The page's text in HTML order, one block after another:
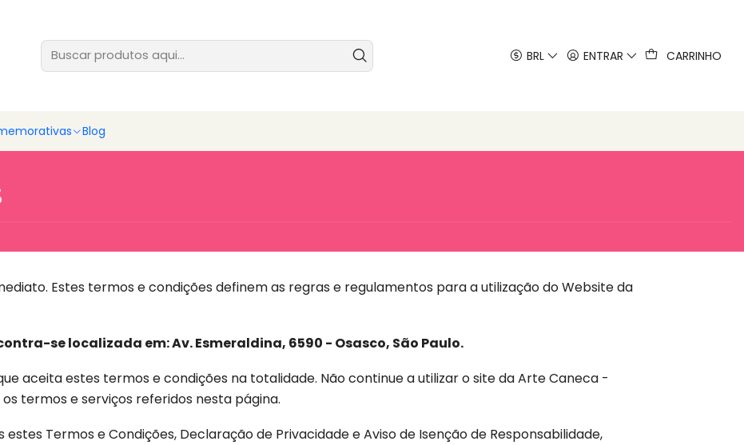
BRL ENTRAR CARRINHO
Blog
Estes termos e condições definem as regras e regulamentos para a utilização do Website da
se localizada em: Av. Esmeraldina, 6590 - Osasco, São Paulo.
aceita estes termos e condições na totalidade. Não continue a utilizar o site da Arte Caneca -
termos e serviços referidos nesta página.
Termos e Condições, Declaração de Privacidade e Aviso de Isenção de Responsabilidade,